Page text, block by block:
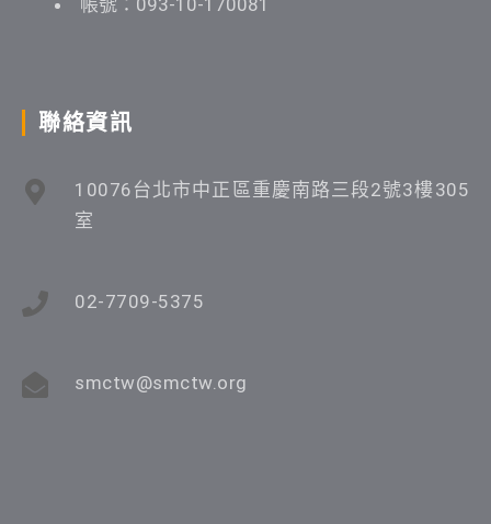
聯絡資訊
10076台北市中正區重慶南路三段2號3樓305
室
02-7709-5375
smctw@smctw.org